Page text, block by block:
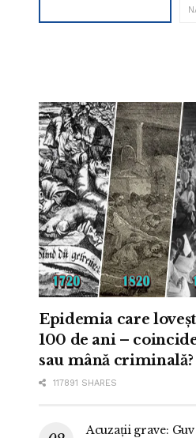
Epidemia care
100 de ani –
sau mână criminală?
117891 SHARES
Acuzații grave: